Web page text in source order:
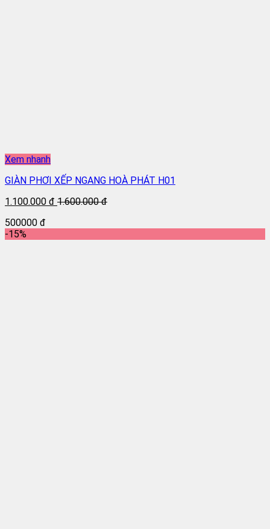
Xem nhanh
GIÀN PHƠI XẾP NGANG HOÀ PHÁT H01
1.100.000 đ 1.600.000 đ
500000 đ
-15%